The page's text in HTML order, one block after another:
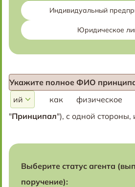
Индивидуальный
Юридическое
Укажите полное ФИО
как физическое
"Принципал"), с одной стороны,
Выберите статус агента
поручение):